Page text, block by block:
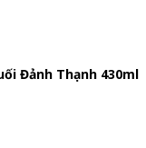
Đảnh Thạnh 430ml